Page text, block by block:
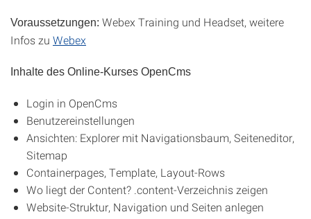
Voraussetzungen: Webex Training und Headset, weitere
Infos zu Webex
Inhalte des Online-Kurses OpenCms
Login in OpenCms
Benutzereinstellungen
Ansichten: Explorer mit Navigationsbaum, Seiteneditor,
Sitemap
Containerpages, Template, Layout-Rows
Wo liegt der Content? .content-Verzeichnis zeigen
Website-Struktur, Navigation und Seiten anlegen